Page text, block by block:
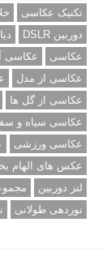
تکنیک عکاسی
دوربین DSLR
عکاسی
عکاسی
عکاسی از مدل
عکاسی از گل ها
عکاسی سیاه و
عکاسی ورزشی
عکس های الهام
لنز دوربین
نوردهی طولانی